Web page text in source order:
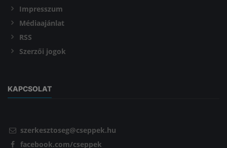
Impresszum
Médiaajánlat
RSS
Szerzői jogok
KAPCSOLAT
szerkesztoseg@cseppek.hu
facebook.com/cseppek